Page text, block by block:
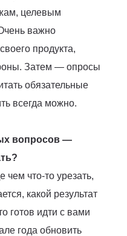
целевым
важно
продукта,
Затем — опросы
обязательные
всегда можно.
вопросов —
чем что-то урезать,
какой результат
готов идти с вами
года обновить